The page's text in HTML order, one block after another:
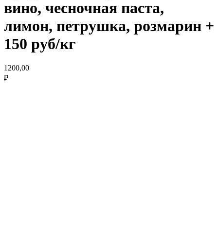
вино, чесночная паста,
лимон, петрушка, розмарин +
150 руб/кг
1200,00
₽